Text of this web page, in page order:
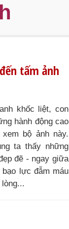
tấm ảnh
khốc liệt, con
hành động cao
bộ ảnh này.
ta thấy những
đẽ - ngay giữa
lực đẫm máu